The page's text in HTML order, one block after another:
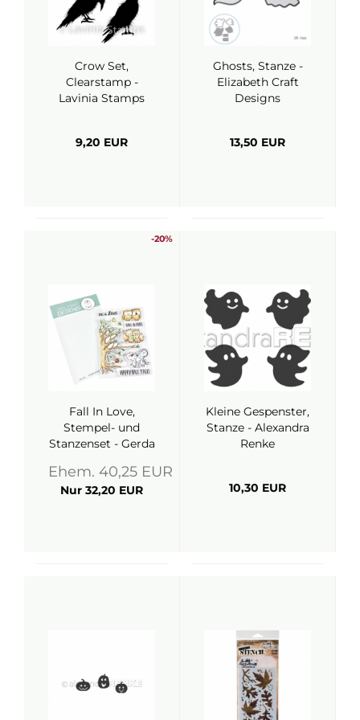
Crow Set,
Clearstamp -
Lavinia Stamps
9,20 EUR
Ghosts, Stanze -
Elizabeth Craft
Designs
13,50 EUR
-20%
Fall In Love,
Stempel- und
Stanzenset - Gerda
Ehem. 40,25 EUR
Nur 32,20 EUR
Kleine Gespenster,
Stanze - Alexandra
Renke
10,30 EUR